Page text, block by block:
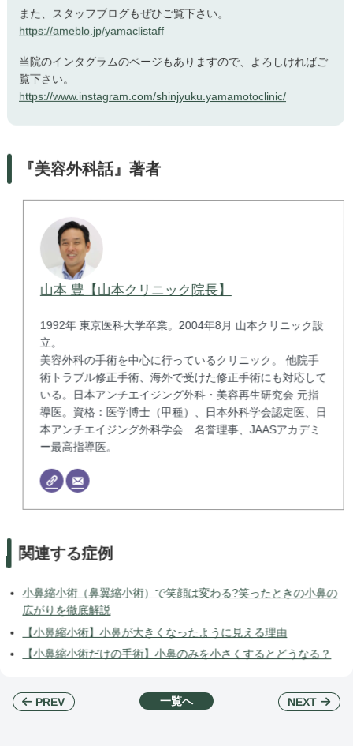
また、スタッフブログもぜひご覧下さい。
https://ameblo.jp/yamaclistaff
当院のインタグラムのページもありますので、よろしければご
覧下さい。
https://www.instagram.com/shinjyuku.yamamotoclinic/
『美容外科話』著者
山本 豊【山本クリニック院長】
1992年 東京医科大学卒業。2004年8月 山本クリニック設
立。
美容外科の手術を中心に行っているクリニック。 他院手
術トラブル修正手術、海外で受けた修正手術にも対応して
いる。日本アンチエイジング外科・美容再生研究会 元指
導医。資格：医学博士（甲種）、日本外科学会認定医、日
本アンチエイジング外科学会 名誉理事、JAASアカデミ
ー最高指導医。
関連する症例
小鼻縮小術（鼻翼縮小術）で笑顔は変わる?笑ったときの小鼻の
広がりを徹底解説
【小鼻縮小術】小鼻が大きくなったように見える理由
【小鼻縮小術だけの手術】小鼻のみを小さくするとどうなる？
PREV 一覧へ NEXT